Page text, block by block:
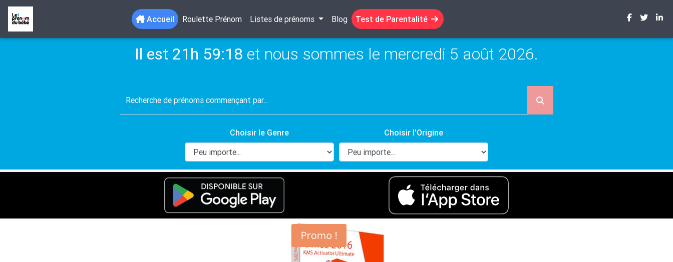
Accueil (current)
Roulette Prénom Listes de prénoms Blog Test de Parentalité
Il est 21h 59:19 et nous sommes le mercredi 5 août 2026.
Choisir le Genre Choisir l'Origine